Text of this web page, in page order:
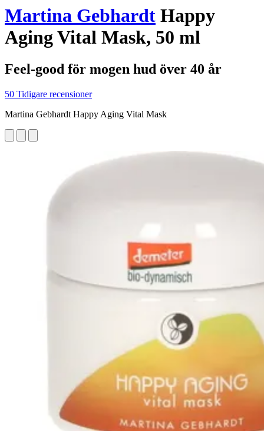
Martina Gebhardt Happy
Aging Vital Mask, 50 ml
Feel-good för mogen hud över 40 år
50 Tidigare recensioner
Martina Gebhardt Happy Aging Vital Mask